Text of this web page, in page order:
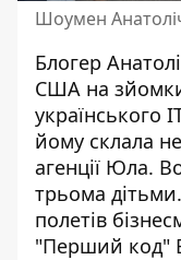
Шоумен
Блогер
США на зйомки
українського
йому склала
агенції Юла.
трьома
полетів
"Перший код"